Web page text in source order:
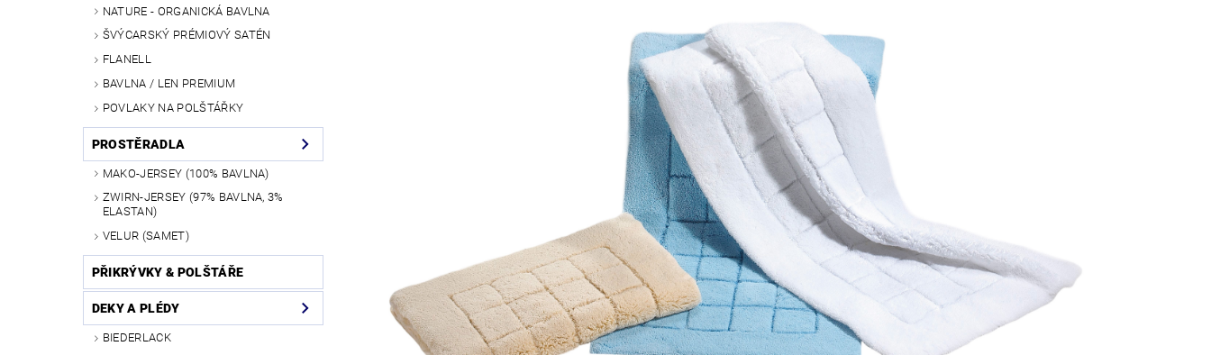
NATURE - ORGANICKÁ BAVLNA
ŠVÝCARSKÝ PRÉMIOVÝ SATÉN
FLANELL
BAVLNA / LEN PREMIUM
POVLAKY NA POLŠTÁŘKY
PROSTĚRADLA
MAKO-JERSEY (100% BAVLNA)
ZWIRN-JERSEY (97% BAVLNA, 3%
ELASTAN)
VELUR (SAMET)
PŘIKRÝVKY & POLŠTÁŘE
DEKY A PLÉDY
BIEDERLACK